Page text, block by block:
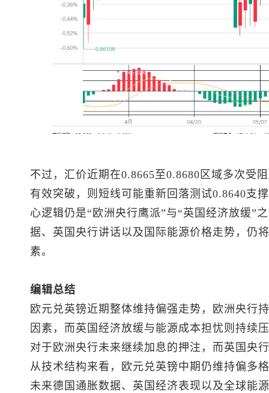
不过，汇价近期在0.8665至0.8680区域多次受
有效突破，则短线可能重新回落测试0.8640支
心逻辑仍是“欧洲央行鹰派”与“英国经济放缓”
据、英国央行讲话以及国际能源价格走势，仍
素。
编辑总结
欧元兑英镑近期整体维持偏强走势，欧洲央行
因素，而英国经济放缓与能源成本担忧则持续
对于欧洲央行未来继续加息的押注，而英国央
从技术结构来看，欧元兑英镑中期仍维持偏多
未来德国通胀数据、英国经济表现以及全球能